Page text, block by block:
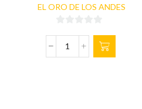
EL ORO DE LOS ANDES
de
5
CAFÉ